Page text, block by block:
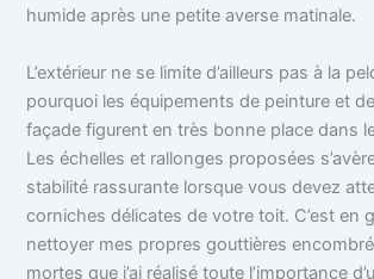
humide après une petite averse matinale.
L’extérieur ne se limite d’ailleurs pas à la
pourquoi les équipements de peinture et
façade figurent en très bonne place dans
Les échelles et rallonges proposées
stabilité rassurante lorsque vous devez
corniches délicates de votre toit. C’est en
nettoyer mes propres gouttières
mortes que j’ai réalisé toute l’importance